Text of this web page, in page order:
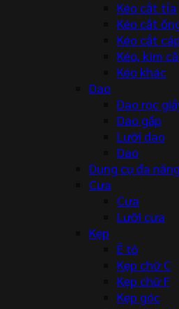
Kéo cắt tỉa
Kéo cắt
Kéo cắt
Kéo, kìm
Kéo khác
Dao
Dao rọc
Dao gấp
Lưỡi dao
Dao
Dụng cụ đa năng
Cưa
Cưa
Lưỡi cưa
Kẹp
Ê tô
Kẹp chữ C
Kẹp chữ F
Kẹp góc